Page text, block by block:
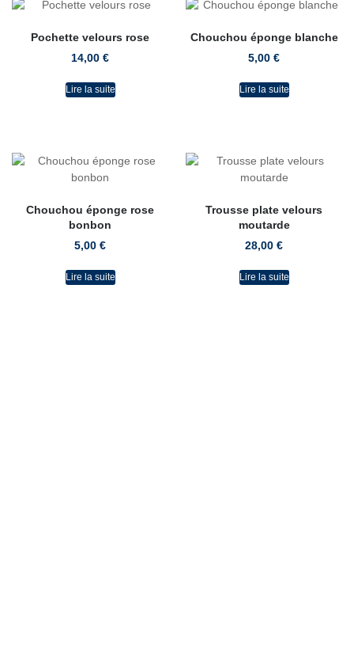
Pochette velours rose
14,00 €
Lire la suite
Chouchou éponge blanche
5,00 €
Lire la suite
Chouchou éponge rose
bonbon
5,00 €
Lire la suite
Trousse plate velours
moutarde
28,00 €
Lire la suite